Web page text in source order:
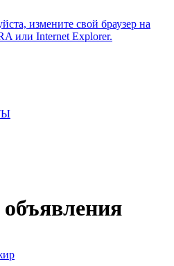
измените свой браузер на
или Internet Explorer.